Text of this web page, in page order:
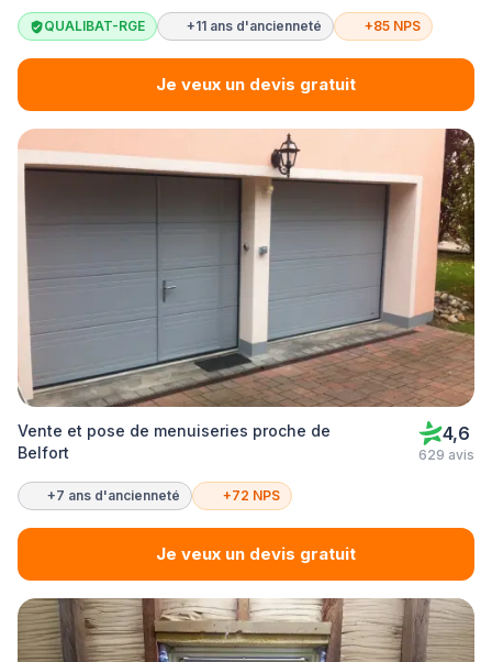
QUALIBAT-RGE +11 ans d'ancienneté +85 NPS
Je veux un devis gratuit
Vente et pose de menuiseries proche de
Belfort
4,6
629 avis
+7 ans d'ancienneté +72 NPS
Je veux un devis gratuit